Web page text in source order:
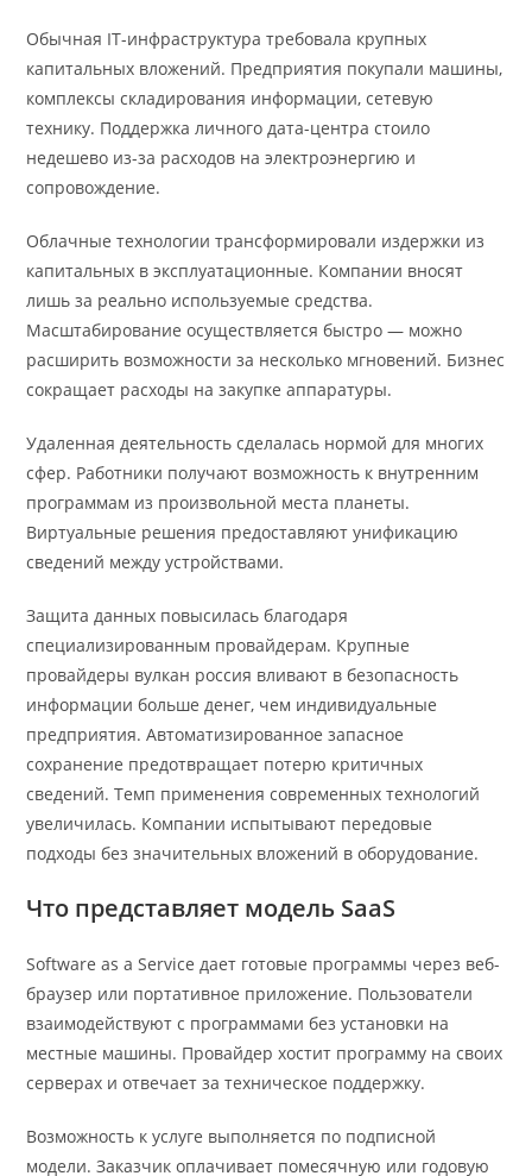
Обычная IT-инфраструктура требовала крупных
капитальных вложений. Предприятия покупали машины,
комплексы складирования информации, сетевую
технику. Поддержка личного дата-центра стоило
недешево из-за расходов на электроэнергию и
сопровождение.
Облачные технологии трансформировали издержки из
капитальных в эксплуатационные. Компании вносят
лишь за реально используемые средства.
Масштабирование осуществляется быстро — можно
расширить возможности за несколько мгновений. Бизнес
сокращает расходы на закупке аппаратуры.
Удаленная деятельность сделалась нормой для многих
сфер. Работники получают возможность к внутренним
программам из произвольной места планеты.
Виртуальные решения предоставляют унификацию
сведений между устройствами.
Защита данных повысилась благодаря
специализированным провайдерам. Крупные
провайдеры вулкан россия вливают в безопасность
информации больше денег, чем индивидуальные
предприятия. Автоматизированное запасное
сохранение предотвращает потерю критичных
сведений. Темп применения современных технологий
увеличилась. Компании испытывают передовые
подходы без значительных вложений в оборудование.
Что представляет модель SaaS
Software as a Service дает готовые программы через веб-
браузер или портативное приложение. Пользователи
взаимодействуют с программами без установки на
местные машины. Провайдер хостит программу на своих
серверах и отвечает за техническое поддержку.
Возможность к услуге выполняется по подписной
модели. Заказчик оплачивает помесячную или годовую